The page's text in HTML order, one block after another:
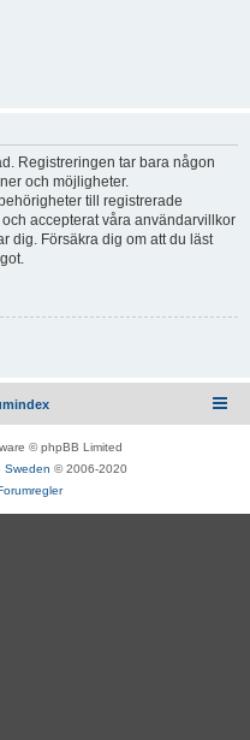
Registreringen tar bara någon
och möjligheter.
till registrerade
accepterat våra användarvillkor
dig. Försäkra dig om att du läst
© phpBB Limited
Sweden © 2006-2020